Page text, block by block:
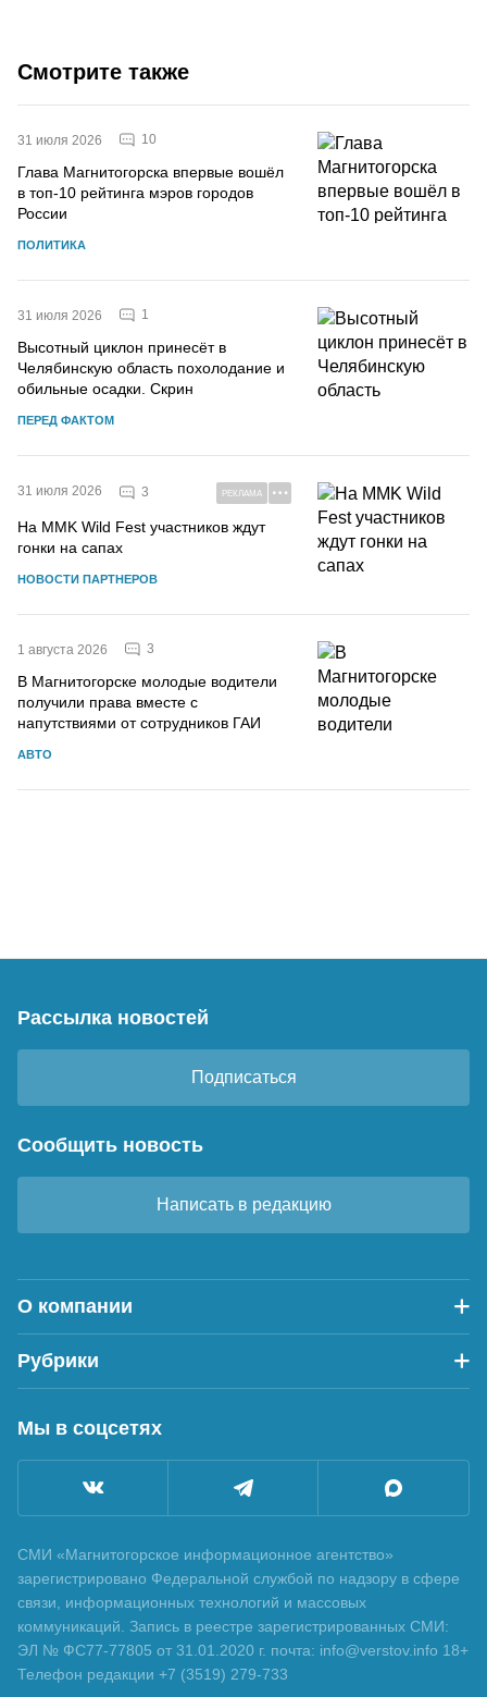
Смотрите также
31 июля 2026 10
Глава Магнитогорска впервые вошёл
в топ-10 рейтинга мэров городов
России
ПОЛИТИКА
31 июля 2026 1
Высотный циклон принесёт в
Челябинскую область похолодание и
обильные осадки. Скрин
ПЕРЕД ФАКТОМ
31 июля 2026 3 РЕКЛАМА
На MMK Wild Fest участников ждут
гонки на сапах
НОВОСТИ ПАРТНЕРОВ
1 августа 2026 3
В Магнитогорске молодые водители
получили права вместе с
напутствиями от сотрудников ГАИ
АВТО
Рассылка новостей
Подписаться
Сообщить новость
Написать в редакцию
О компании
Рубрики
Мы в соцсетях
СМИ «Магнитогорское информационное агентство»
зарегистрировано Федеральной службой по надзору в сфере
связи, информационных технологий и массовых
коммуникаций. Запись в реестре зарегистрированных СМИ:
ЭЛ № ФС77-77805 от 31.01.2020 г. почта: info@verstov.info 18+
Телефон редакции +7 (3519) 279-733